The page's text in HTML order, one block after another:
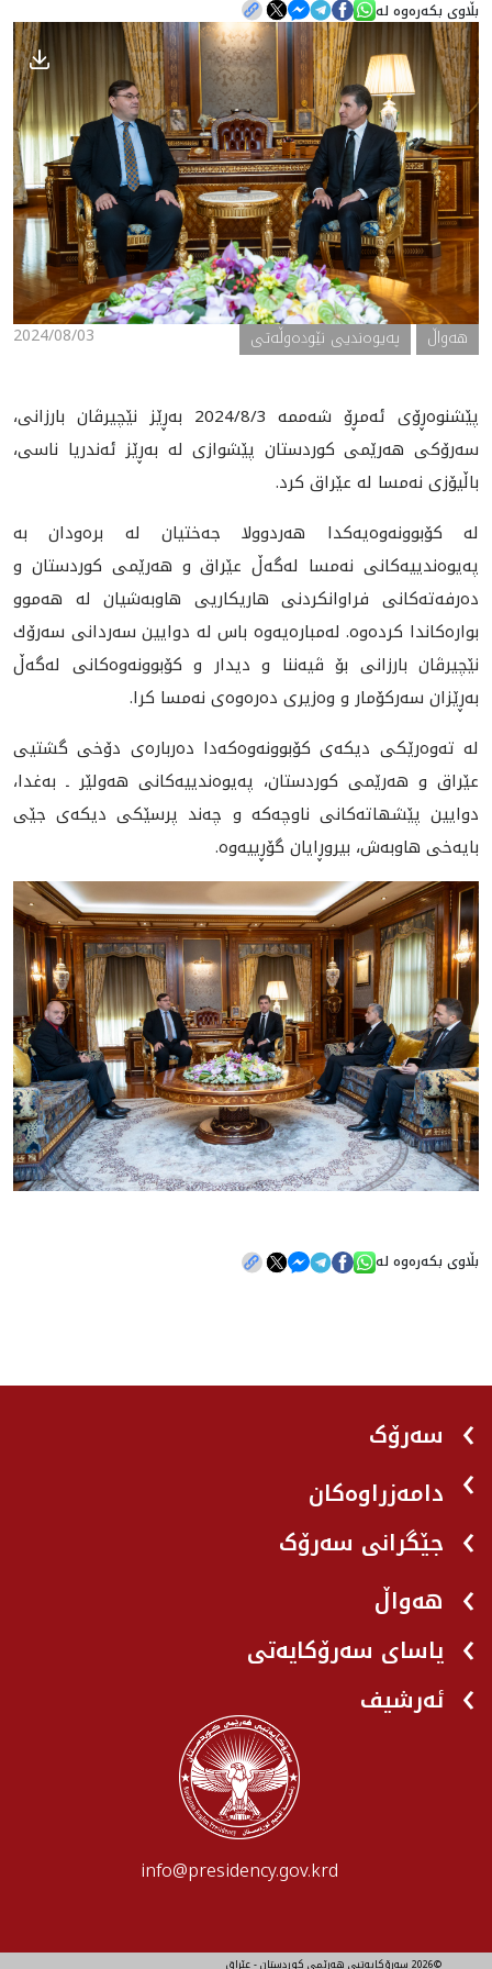
هه‌واڵ
گەلەری
بڵاوی بکەرەوە لە
2024/08/03 هه‌واڵ په‌یوه‌ندیی نێوده‌وڵه‌تی
پێشنوه‌ڕۆى ئه‌مڕۆ شه‌ممه‌ 2024/8/3 به‌ڕێز نێچيرڤان بارزانى،
سه‌رۆكى هه‌رێمى كوردستان پێشوازى له‌ به‌ڕێز ئه‌ندريا ناسى،
باڵيۆزى نه‌مسا له‌ عێراق كرد.
له‌ كۆبوونه‌وه‌يه‌كدا هه‌ردوولا جه‌ختيان له‌ بره‌ودان به‌
په‌يوه‌ندييه‌كانى نه‌مسا له‌گه‌ڵ عێراق و هه‌رێمى كوردستان و
ده‌رفه‌ته‌كانى فراوانكردنى هاريكاريى هاوبه‌شيان له‌ هه‌موو
بواره‌كاندا كرده‌وه‌. له‌مباره‌يه‌وه‌ باس له‌ دوايين سه‌ردانى سه‌رۆك
نێچيرڤان بارزانى بۆ ڤيه‌ننا و ديدار و كۆبوونه‌وه‌كانى له‌گه‌ڵ
به‌ڕێزان سه‌ركۆمار و وه‌زيرى ده‌ره‌وه‌ى نه‌مسا كرا.
له‌ ته‌وه‌رێكى ديكه‌ى كۆبوونه‌وه‌كه‌دا ده‌رباره‌ى دۆخى گشتيى
عێراق و هه‌رێمى كوردستان، په‌يوه‌ندييه‌كانى هه‌ولێر ـ به‌غدا،
دوايين پێشهاته‌كانى ناوچه‌كه‌ و چه‌ند پرسێكى ديكه‌ى جێى
بايه‌خى هاوبه‌ش، بيروڕايان گۆڕييه‌وه‌.
بڵاوی بکەرەوە لە
سەرۆک
دامەزراوەکان
جێگرانی سه‌رۆک
هه‌واڵ
یاسای سەرۆکایەتی
ئەرشیف
info@presidency.gov.krd
©2026 سەرۆکایەتیی هەرێمی کوردستان - عێراق